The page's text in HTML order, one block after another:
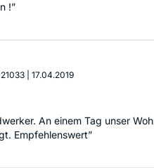
!”
17.04.2019
An einem Tag unser
Empfehlenswert”